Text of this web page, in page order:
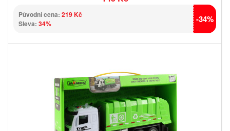
Původní cena: 219 Kč
Sleva: 34% -34%